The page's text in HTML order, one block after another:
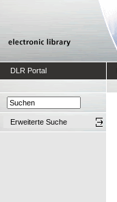
DLR Portal
Erweiterte Suche